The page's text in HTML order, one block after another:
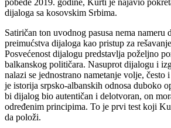
pobede 2019. godine, Kurti je najavio
dijaloga sa kosovskim Srbima.
Satiričan ton uvodnog pasusa nema nameru
preimućstva dijaloga kao pristup za
Posvećenost dijalogu predstavlja poželjno
balkanskog političara. Nasuprot dijalogu i
nalazi se jednostrano nametanje volje, često
je istorija srpsko-albanskih odnosa duboko
bi dijalog bio autentičan i delotvoran, on
određenim principima. To je prvi test koji
da položi.